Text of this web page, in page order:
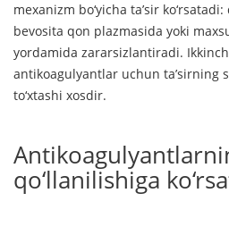
mexanizm bo‘yicha ta’sir
bevosita qon plazmasida yoki
yordamida zararsizlantiradi.
antikoagulyantlar uchun ta’sirning
to‘xtashi xosdir.
qo‘llanilishiga